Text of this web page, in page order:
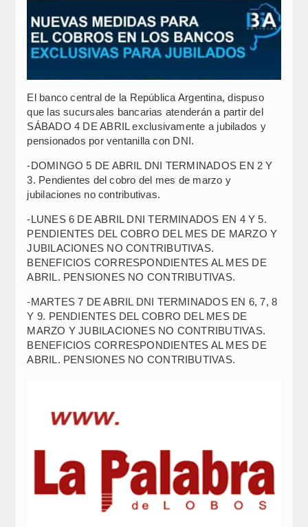
El banco central de la República Argentina, dispuso
que las sucursales bancarias atenderán a partir del
SÁBADO 4 DE ABRIL exclusivamente a jubilados y
pensionados por ventanilla con DNI.
-DOMINGO 5 DE ABRIL DNI TERMINADOS EN 2 Y
3. Pendientes del cobro del mes de marzo y
jubilaciones no contributivas.
-LUNES 6 DE ABRIL DNI TERMINADOS EN 4 Y 5.
PENDIENTES DEL COBRO DEL MES DE MARZO Y
JUBILACIONES NO CONTRIBUTIVAS.
BENEFICIOS CORRESPONDIENTES AL MES DE
ABRIL. PENSIONES NO CONTRIBUTIVAS.
-MARTES 7 DE ABRIL DNI TERMINADOS EN 6, 7, 8
Y 9. PENDIENTES DEL COBRO DEL MES DE
MARZO Y JUBILACIONES NO CONTRIBUTIVAS.
BENEFICIOS CORRESPONDIENTES AL MES DE
ABRIL. PENSIONES NO CONTRIBUTIVAS.